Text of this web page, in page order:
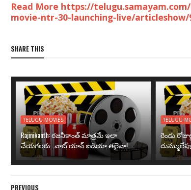
Read More https://
movie-ntr-30-launching-live/articleshow/
SHARE THIS
TELUGU MOVIES
Rajinikanth: రజనీకాంత్ మాత్రమే ఇలా
చేయగలరు.. వాట్ యాన్ ఐడియా తలైవా!
TELUGU
రెండు
PREVIOUS